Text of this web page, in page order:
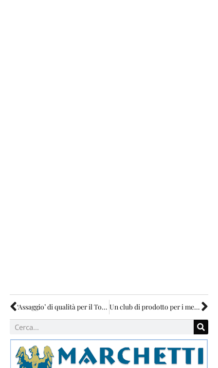
‘Assaggio’ di qualità per il Todi Arte Festival Un club di prodotto per i meeting in Umbria